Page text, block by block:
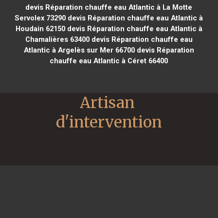
devis Réparation chauffe eau Atlantic à La Motte
Servolex 73290 devis Réparation chauffe eau Atlantic à
Houdain 62150devis Réparation chauffe eau Atlantic à
Chamalières 63400devis Réparation chauffe eau
Atlantic à Argelès sur Mer 66700devis Réparation
chauffe eau Atlantic à Céret 66400
Artisan
d'intervention